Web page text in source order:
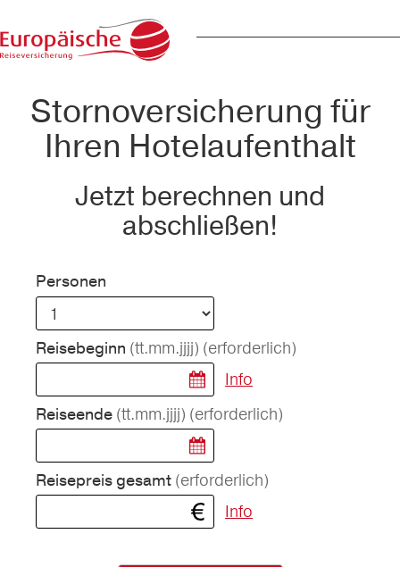
Stornoversicherung für
Ihren Hotelaufenthalt
Jetzt berechnen und
abschließen!
Personen
Reisebeginn (tt.mm.jjjj) (erforderlich)
Info
Reiseende (tt.mm.jjjj) (erforderlich)
Reisepreis gesamt (erforderlich)
Info